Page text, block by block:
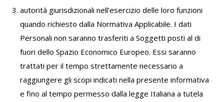
autorità giurisdizionali nell’esercizio delle loro funzioni
quando richiesto dalla Normativa Applicabile. I dati
Personali non saranno trasferiti a Soggetti posti al di
fuori dello Spazio Economico Europeo. Essi saranno
trattati per il tempo strettamente necessario a
raggiungere gli scopi indicati nella presente informativa
e fino al tempo permesso dalla legge Italiana a tutela